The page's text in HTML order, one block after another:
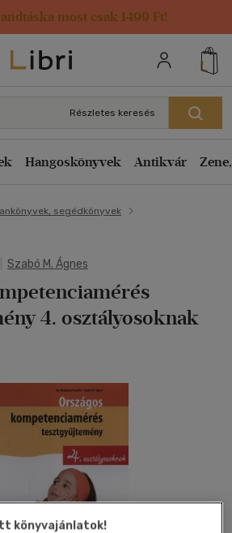
most csak 1499 Ft!
Kártya adatai
Részletes keresés
Hangoskönyvek Antikvár
segédkönyvek
Szabó M. Ágnes
4. osztályosoknak
könyvajánlatok!